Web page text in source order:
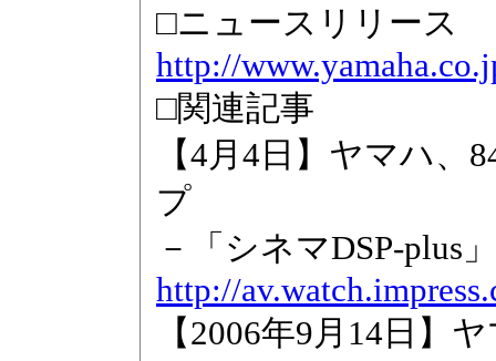
□ニュースリリース
http://
□関連記事
【4月4日】ヤマハ、
プ
－「シネマDSP-plus
http://
【2006年9月14日】